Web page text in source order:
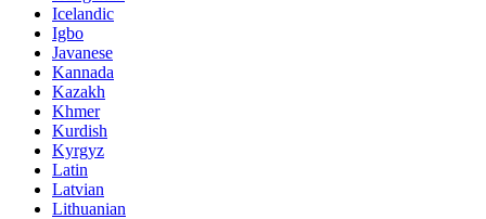
Icelandic
Igbo
Javanese
Kannada
Kazakh
Khmer
Kurdish
Kyrgyz
Latin
Latvian
Lithuanian